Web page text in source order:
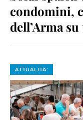
condomini,
dell’Arma
ATTUALITA'